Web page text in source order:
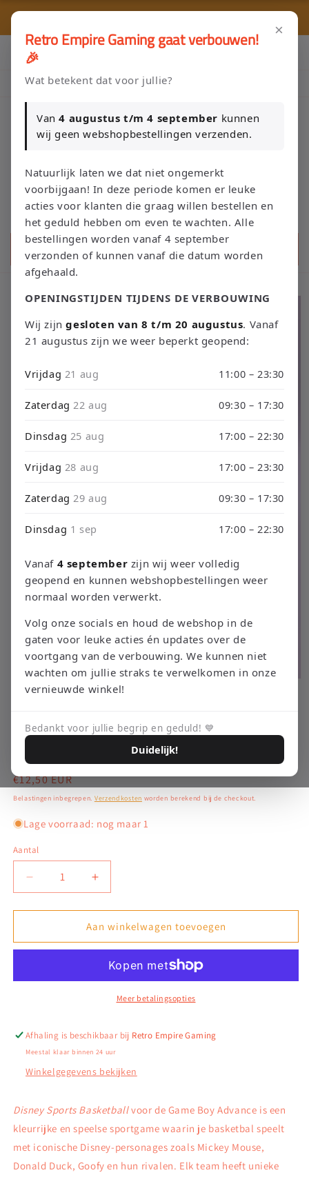
naar de
🎮
Klik Hier en Verkoop je Game of TCG collectie aan Retro Empire
Nieuw: zoek je Magic-deck automatisch op in onze voorraad.
direct naar
modaal
Disney Sports Basketball –
Game Boy Advance
Normale
prijs
€12,50 EUR
Belastingen inbegrepen. Verzendkosten worden berekend bij de checkout.
Lage voorraad: nog maar 1
Aantal
Aantal
verlagen
voor
Sports
Game
Aantal
verhogen
voor
Disney
Sports
Game
Aan winkelwagen toevoegen
Meer betalingsopties
Afhaling is beschikbaar bij Retro Empire Gaming
Meestal klaar binnen 24 uur
Winkelgegevens bekijken
Disney Sports Basketballvoor de Game Boy Advance is een
kleurrijke en speelse sportgame waarin je basketbal speelt
met iconische Disney-personages zoals Mickey Mouse,
Donald Duck, Goofy en hun rivalen. Elk team heeft unieke
×
Retro Empire Gaming gaat verbouwen!
🎉
Wat betekent dat voor jullie?
Van4 augustus t/m 4 september kunnen
wij geen webshopbestellingen verzenden.
Natuurlijk laten we dat niet ongemerkt
voorbijgaan! In deze periode komen er leuke
acties voor klanten die graag willen bestellen en
het geduld hebben om even te wachten. Alle
bestellingen worden vanaf 4 september
verzonden of kunnen vanaf die datum worden
afgehaald.
OPENINGSTIJDEN TIJDENS DE VERBOUWING
Wij zijngesloten van 8 t/m 20 augustus. Vanaf
21 augustus zijn we weer beperkt geopend:
Vrijdag 21 aug 11:00 – 23:30
Zaterdag22 aug 09:30 – 17:30
Dinsdag 25 aug 17:00 – 22:30
Vrijdag 28 aug 17:00 – 23:30
Zaterdag29 aug 09:30 – 17:30
Dinsdag 1 sep 17:00 – 22:30
Vanaf 4 september zijn wij weer volledig
geopend en kunnen webshopbestellingen weer
normaal worden verwerkt.
Volg onze socials en houd de webshop in de
gaten voor leuke acties én updates over de
voortgang van de verbouwing. We kunnen niet
wachten om jullie straks te verwelkomen in onze
vernieuwde winkel!
Bedankt voor jullie begrip en geduld! 💙
Duidelijk!